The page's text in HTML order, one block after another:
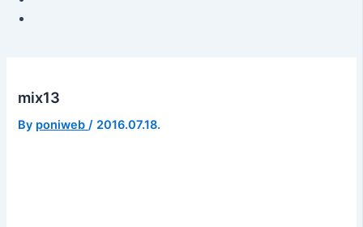
mix13
By poniweb/ 2016.07.18.